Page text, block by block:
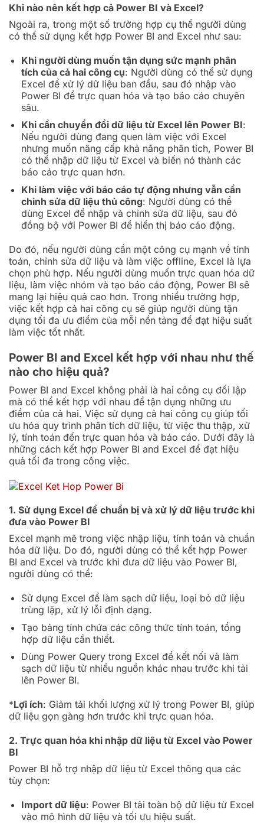
Khi nào nên kết hợp cả Power BI và Excel?
Ngoài ra, trong một số trường hợp cụ thể người dùng
có thể sử dụng kết hợp Power BI and Excel như sau:
Khi người dùng muốn tận dụng sức mạnh phân
tích của cả hai công cụ: Người dùng có thể sử dụng
Excel để xử lý dữ liệu ban đầu, sau đó nhập vào
Power BI để trực quan hóa và tạo báo cáo chuyên
sâu.
Khi cần chuyển đổi dữ liệu từ Excel lên Power BI:
Nếu người dùng đang quen làm việc với Excel
nhưng muốn nâng cấp khả năng phân tích, Power BI
có thể nhập dữ liệu từ Excel và biến nó thành các
báo cáo trực quan hơn.
Khi làm việc với báo cáo tự động nhưng vẫn cần
chỉnh sửa dữ liệu thủ công: Người dùng có thể
dùng Excel để nhập và chỉnh sửa dữ liệu, sau đó
đồng bộ với Power BI để hiển thị báo cáo động.
Do đó, nếu người dùng cần một công cụ mạnh về tính
toán, chỉnh sửa dữ liệu và làm việc offline, Excel là lựa
chọn phù hợp. Nếu người dùng muốn trực quan hóa dữ
liệu, làm việc nhóm và tạo báo cáo động, Power BI sẽ
mang lại hiệu quả cao hơn. Trong nhiều trường hợp,
việc kết hợp cả hai công cụ sẽ giúp người dùng tận
dụng tối đa ưu điểm của mỗi nền tảng để đạt hiệu suất
làm việc tốt nhất.
Power BI and Excel kết hợp với nhau như thế
nào cho hiệu quả?
Power BI and Excel không phải là hai công cụ đối lập
mà có thể kết hợp với nhau để tận dụng những ưu
điểm của cả hai. Việc sử dụng cả hai công cụ giúp tối
ưu hóa quy trình phân tích dữ liệu, từ việc thu thập, xử
lý, tính toán đến trực quan hóa và báo cáo. Dưới đây là
những cách kết hợp Power BI and Excel để đạt hiệu
quả tối đa trong công việc.
1. Sử dụng Excel để chuẩn bị và xử lý dữ liệu trước khi
đưa vào Power BI
Excel mạnh mẽ trong việc nhập liệu, tính toán và chuẩn
hóa dữ liệu. Do đó, người dùng có thể kết hợp Power
BI and Excel và trước khi đưa dữ liệu vào Power BI,
người dùng có thể:
Sử dụng Excel để làm sạch dữ liệu, loại bỏ dữ liệu
trùng lặp, xử lý lỗi định dạng.
Tạo bảng tính chứa các công thức tính toán, tổng
hợp dữ liệu cần thiết.
Dùng Power Query trong Excel để kết nối và làm
sạch dữ liệu từ nhiều nguồn khác nhau trước khi tải
lên Power BI.
*Lợi ích: Giảm tải khối lượng xử lý trong Power BI, giúp
dữ liệu gọn gàng hơn trước khi trực quan hóa.
2. Trực quan hóa khi nhập dữ liệu từ Excel vào Power
BI
Power BI hỗ trợ nhập dữ liệu từ Excel thông qua các
tùy chọn:
Import dữ liệu: Power BI tải toàn bộ dữ liệu từ Excel
vào mô hình dữ liệu và tối ưu hiệu suất.